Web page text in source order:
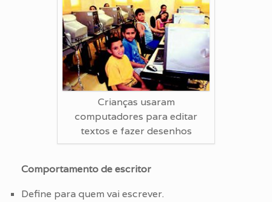
Crianças usaram
computadores para editar
textos e fazer desenhos
Comportamento de escritor
Define para quem vai escrever.